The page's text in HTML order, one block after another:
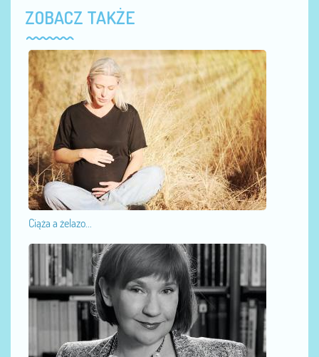
ZOBACZ TAKŻE
Ciąża a żelazo...